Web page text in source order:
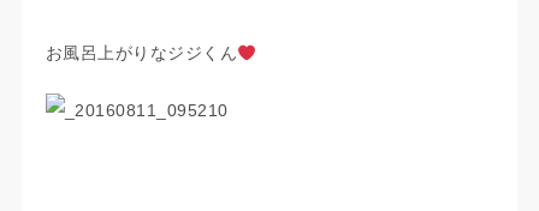
お風呂上がりなジジくん